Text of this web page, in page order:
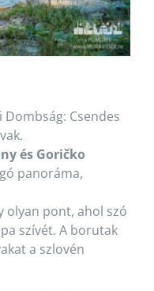
Dombság: Csendes
és Goričko
panoráma,
olyan pont, ahol szó
szívét. A borutak
a szlovén